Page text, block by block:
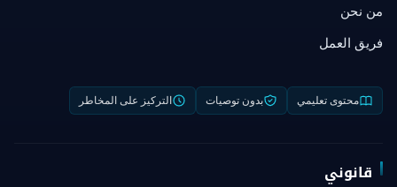
من نحن
فريق العمل
محتوى تعليمي بدون توصيات التركيز على المخاطر
قانوني